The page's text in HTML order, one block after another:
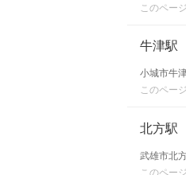
このペー
牛津駅
小城市牛
このペー
北方駅
武雄市北
このペー